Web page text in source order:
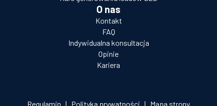
O nas
Kontakt
FAQ
Indywidualna konsultacja
Opinie
Kariera
Regulamin | Polityka prywatności | Mapa strony